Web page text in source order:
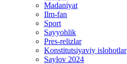
Madaniyat
Ilm-fan
Sport
Sayyohlik
Pres-relizlar
Konstitutsiyaviy islohotlar
Saylov 2024